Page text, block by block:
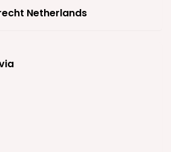
Netherlands